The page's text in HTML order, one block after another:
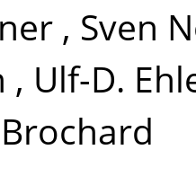
, Sven
, Ulf-D.